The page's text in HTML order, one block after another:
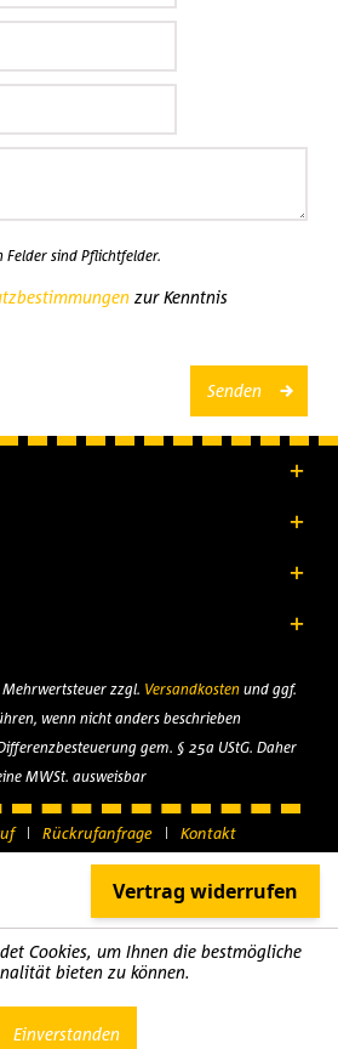
sind Pflichtfelder.
zur Kenntnis
Senden
zzgl. Versandkostenund ggf.
wenn nicht anders beschrieben
gem. § 25a UStG. Daher
MWSt. ausweisbar
Rückrufanfrage Kontakt
Cookies, um Ihnen die bestmögliche
bieten zu können.
Einverstanden